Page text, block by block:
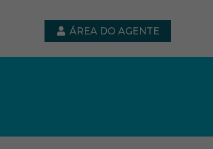
ÁREA DO AGENTE